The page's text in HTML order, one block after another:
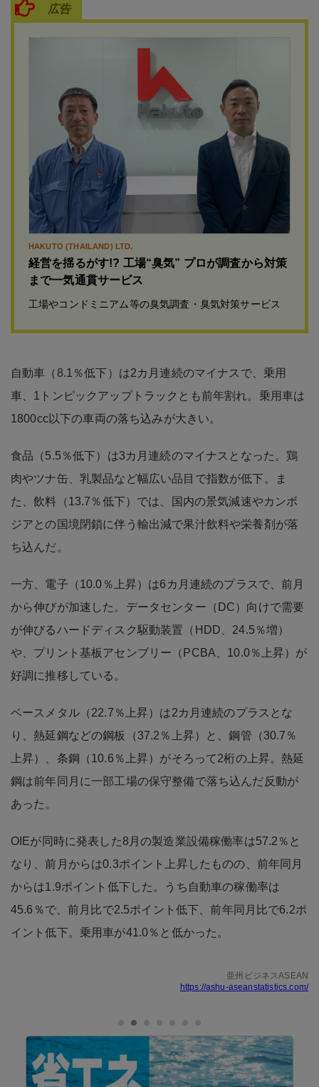
広告
HAKUTO (THAILAND) LTD.
経営を揺るがす!? 工場“臭気” プロが調査から対策
まで一気通貫サービス
工場やコンドミニアム等の臭気調査・臭気対策サービス
自動車（8.1％低下）は2カ月連続のマイナスで、乗用
車、1トンピックアップトラックとも前年割れ。乗用車は
1800cc以下の車両の落ち込みが大きい。
食品（5.5％低下）は3カ月連続のマイナスとなった。鶏
肉やツナ缶、乳製品など幅広い品目で指数が低下。ま
た、飲料（13.7％低下）では、国内の景気減速やカンボ
ジアとの国境閉鎖に伴う輸出減で果汁飲料や栄養剤が落
ち込んだ。
一方、電子（10.0％上昇）は6カ月連続のプラスで、前月
から伸びが加速した。データセンター（DC）向けで需要
が伸びるハードディスク駆動装置（HDD、24.5％増）
や、プリント基板アセンブリー（PCBA、10.0％上昇）が
好調に推移している。
ベースメタル（22.7％上昇）は2カ月連続のプラスとな
り、熱延鋼などの鋼板（37.2％上昇）と、鋼管（30.7％
上昇）、条鋼（10.6％上昇）がそろって2桁の上昇。熱延
鋼は前年同月に一部工場の保守整備で落ち込んだ反動が
あった。
OIEが同時に発表した8月の製造業設備稼働率は57.2％と
なり、前月からは0.3ポイント上昇したものの、前年同月
からは1.9ポイント低下した。うち自動車の稼働率は
45.6％で、前月比で2.5ポイント低下、前年同月比で6.2ポ
イント低下。乗用車が41.0％と低かった。
亜州ビジネスASEAN
https://ashu-aseanstatistics.com/